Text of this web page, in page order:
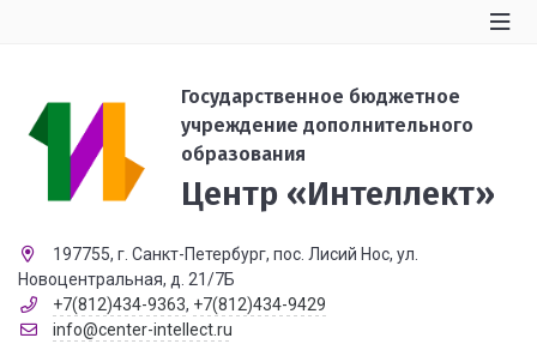
Государственное бюджетное
учреждение дополнительного
образования
Центр «Интеллект»
197755, г. Санкт-Петербург, пос. Лисий Нос, ул.
Новоцентральная, д. 21/7Б
+7(812)434-9363, +7(812)434-9429
info@center-intellect.ru